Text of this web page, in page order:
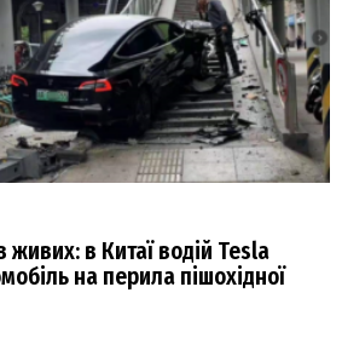
в Китаї водій Tesla
на перила пішохідної